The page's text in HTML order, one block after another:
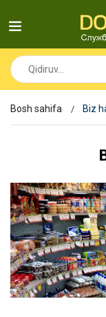
Bosh sahifa Biz